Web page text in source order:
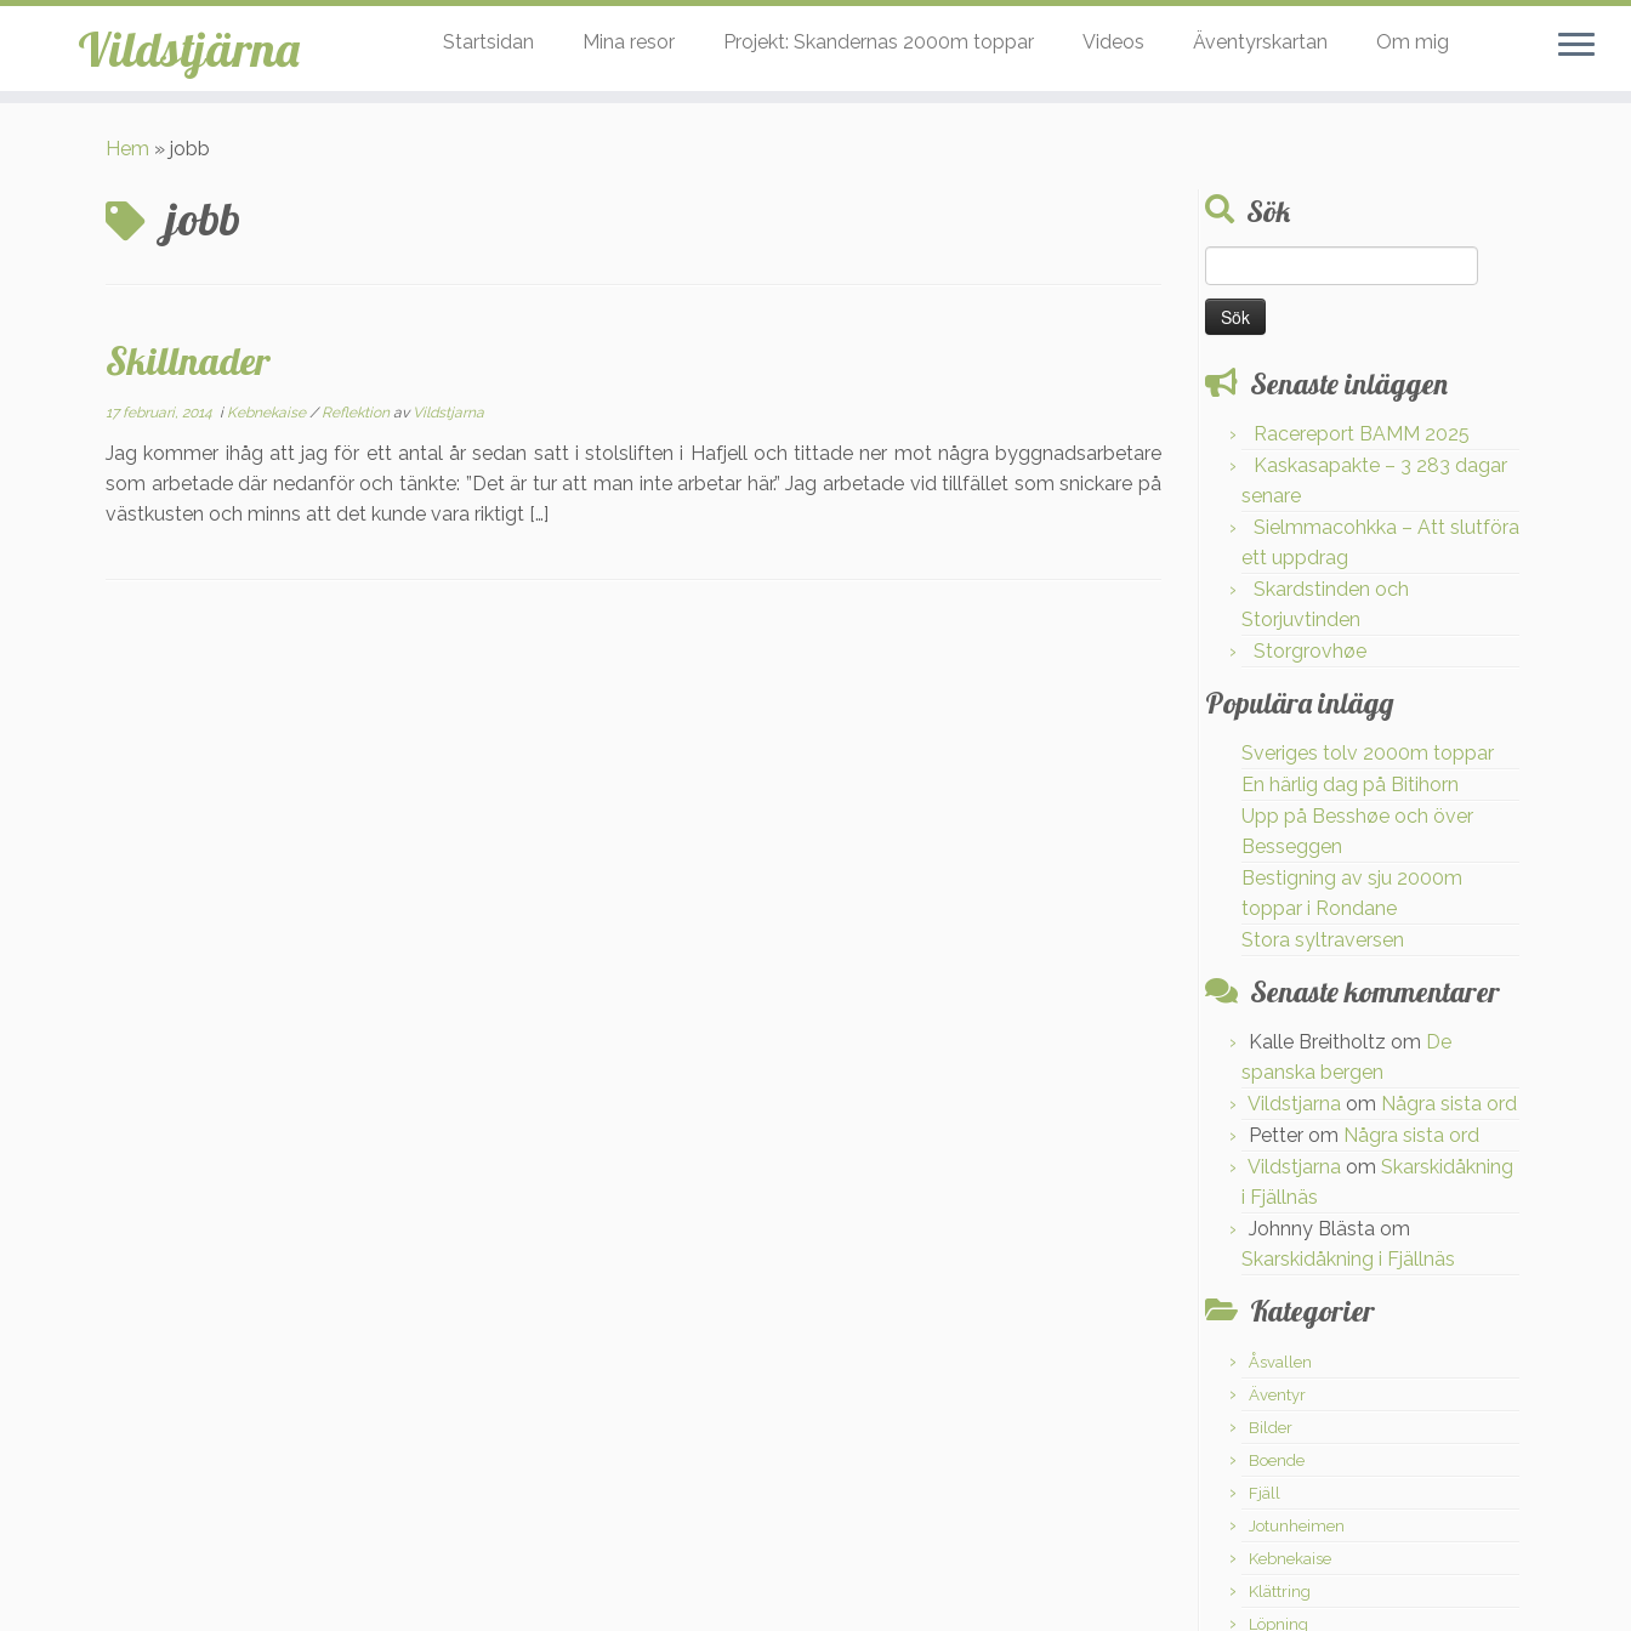
Vildstjärna Startsidan Mina resor Projekt: Skandernas 2000m toppar Videos Äventyrskartan Om mig
Hem » jobb
jobb
Skillnader
17 februari, 2014 i Kebnekaise/Reflektionav Vildstjarna
Jag kommer ihåg att jag för ett antal år sedan satt i stolsliften i Hafjell och tittade ner mot några byggnadsarbetare
som arbetade där nedanför och tänkte: ”Det är tur att man inte arbetar här.” Jag arbetade vid tillfället som snickare på
västkusten och minns att det kunde vara riktigt […]
Sök
efter:
Senaste inläggen
Racereport BAMM 2025
Kaskasapakte – 3 283 dagar
senare
Sielmmacohkka – Att slutföra
ett uppdrag
Skardstinden och
Storjuvtinden
Storgrovhøe
Populära inlägg
Sveriges tolv 2000m toppar
En härlig dag på Bitihorn
Upp på Besshøe och över
Besseggen
Bestigning av sju 2000m
toppar i Rondane
Stora syltraversen
Senaste kommentarer
Kalle Breitholtz om De
spanska bergen
Vildstjarna om Några sista ord
Petter om Några sista ord
Vildstjarna om Skarskidåkning
i Fjällnäs
Johnny Blästa om
Skarskidåkning i Fjällnäs
Kategorier
Åsvallen
Äventyr
Bilder
Boende
Fjäll
Jotunheimen
Kebnekaise
Klättring
Löpning